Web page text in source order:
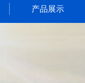
产品展示